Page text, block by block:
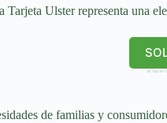
Ulster representa una
Al hacer
de familias y